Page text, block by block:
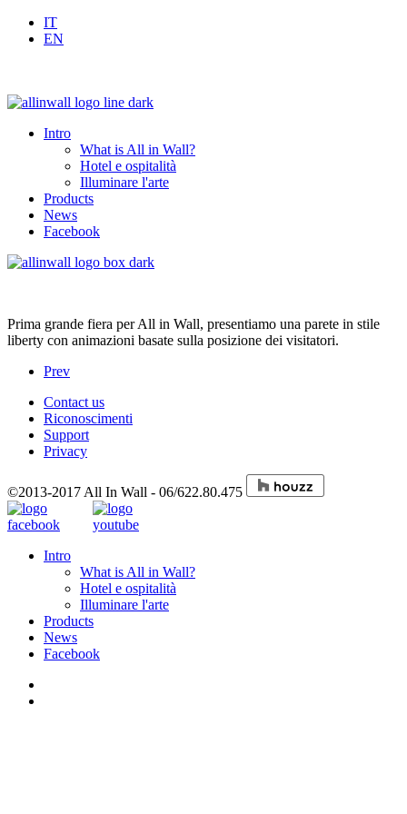
IT
EN
Intro
What is All in Wall?
Hotel e ospitalità
Illuminare l'arte
Products
News
Facebook
Prima grande fiera per All in Wall, presentiamo una parete in stile
liberty con animazioni basate sulla posizione dei visitatori.
Prev
Contact us
Riconoscimenti
Support
Privacy
©2013-2017 All In Wall - 06/622.80.475
Intro
What is All in Wall?
Hotel e ospitalità
Illuminare l'arte
Products
News
Facebook